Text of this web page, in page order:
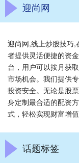
迎尚网
迎尚网,线上炒股技巧,
者提供灵活便捷的资
台，用户可以按月获
市场机会。我们提供
投资安全。无论是股
身定制最合适的配资
式，轻松实现财富增值
话题标签